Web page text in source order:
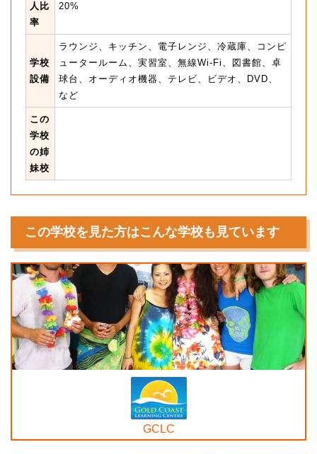
人比
率
20%
学校
設備
ラウンジ、キッチン、電子レンジ、冷蔵庫、コンピ
ュータールーム、実習室、無線Wi-Fi、図書館、卓
球台、オーディオ機器、テレビ、ビデオ、DVD、
など
この
学校
の姉
妹校
この学校を見た方はこんな学校も見ています
GCLC